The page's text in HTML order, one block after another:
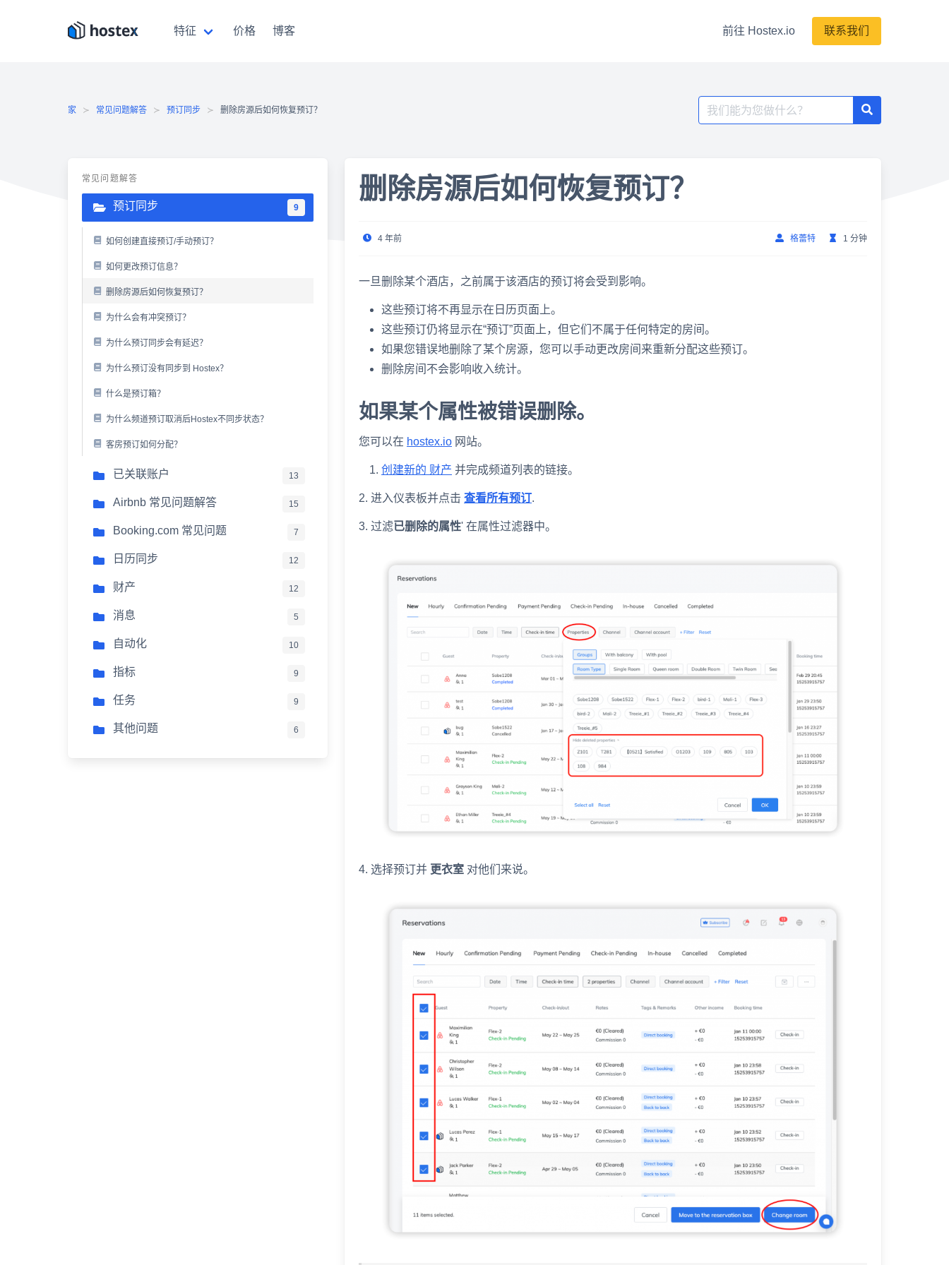
特征 价格 博客 前往 Hostex.io 联系我们
家 常见问题解答 预订同步 删除房源后如何恢复预订？
搜
索：
常见问题解答
预订同步 9
如何创建直接预订/手动预订？
如何更改预订信息？
删除房源后如何恢复预订？
为什么会有冲突预订？
为什么预订同步会有延迟？
为什么预订没有同步到 Hostex？
什么是预订箱？
为什么频道预订取消后Hostex不同步状态？
客房预订如何分配？
已关联账户 13
Airbnb 常见问题解答 15
Booking.com 常见问题 7
日历同步 12
财产 12
消息 5
自动化 10
指标 9
任务 9
其他问题 6
删除房源后如何恢复预订？
4 年前 格蕾特 1 分钟
一旦删除某个酒店，之前属于该酒店的预订将会受到影响。
这些预订将不再显示在日历页面上。
这些预订仍将显示在“预订”页面上，但它们不属于任何特定的房间。
如果您错误地删除了某个房源，您可以手动更改房间来重新分配这些预订。
删除房间不会影响收入统计。
如果某个属性被错误删除。
您可以在 hostex.io 网站。
创建新的 财产 并完成频道列表的链接。
2. 进入仪表板并点击查看所有预订.
3. 过滤已删除的属性' 在属性过滤器中。
4. 选择预订并 更衣室 对他们来说。